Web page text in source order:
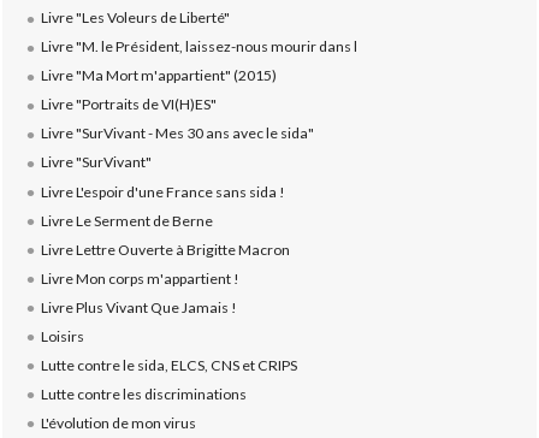
Livre "Les Voleurs de Liberté"
Livre "M. le Président, laissez-nous mourir dans l
Livre "Ma Mort m'appartient" (2015)
Livre "Portraits de VI(H)ES"
Livre "SurVivant - Mes 30 ans avec le sida"
Livre "SurVivant"
Livre L'espoir d'une France sans sida !
Livre Le Serment de Berne
Livre Lettre Ouverte à Brigitte Macron
Livre Mon corps m'appartient !
Livre Plus Vivant Que Jamais !
Loisirs
Lutte contre le sida, ELCS, CNS et CRIPS
Lutte contre les discriminations
L'évolution de mon virus